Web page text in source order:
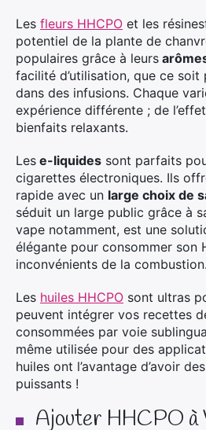
Les fleurs HHCPO et les
potentiel de la plante de
populaires grâce à leurs
facilité d’utilisation, que ce
dans des infusions. Chaque
expérience différente ; de
bienfaits relaxants.
Les e-liquides sont parfaits
cigarettes électroniques. Ils
rapide avec un large choix de
séduit un large public grâce à
vape notamment, est une
élégante pour consommer son
inconvénients de la combustion.
Les huiles HHCPO sont ultras
peuvent intégrer vos recettes
consommées par voie
même utilisée pour des
huiles ont l’avantage d’avoir
puissants !
Ajouter HHCPO à